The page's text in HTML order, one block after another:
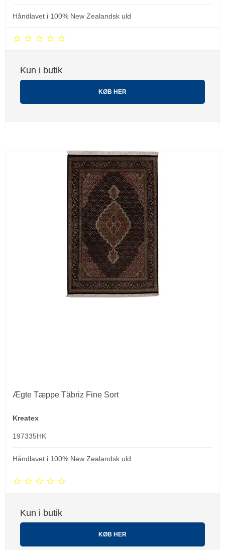
Håndlavet i 100% New Zealandsk uld
Kun i butik
KØB HER
Ægte Tæppe Täbriz Fine Sort
Kreatex
197335HK
Håndlavet i 100% New Zealandsk uld
Kun i butik
KØB HER